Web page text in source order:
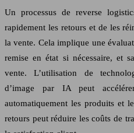
Un processus de reverse
rapidement les retours et de les
la vente. Cela implique une
remise en état si nécessaire, et
vente. L’utilisation de
d’image par IA peut
automatiquement les produits et
retours peut réduire les coûts de